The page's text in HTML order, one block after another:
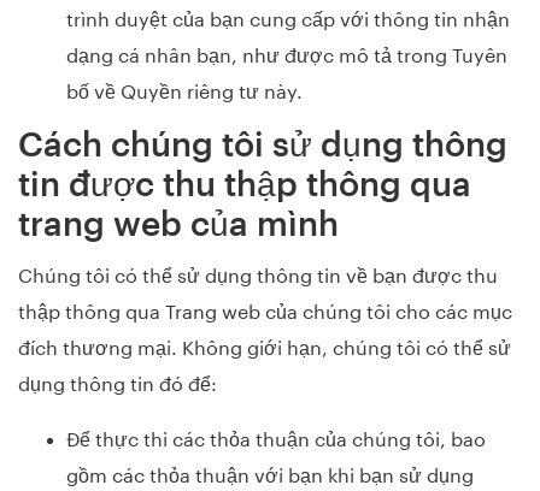
trình duyệt của bạn cung cấp với thông tin nhận
dạng cá nhân bạn, như được mô tả trong Tuyên
bố về Quyền riêng tư này.
Cách chúng tôi sử dụng thông
tin được thu thập thông qua
trang web của mình
Chúng tôi có thể sử dụng thông tin về bạn được thu
thập thông qua Trang web của chúng tôi cho các mục
đích thương mại. Không giới hạn, chúng tôi có thể sử
dụng thông tin đó để:
Để thực thi các thỏa thuận của chúng tôi, bao
gồm các thỏa thuận với bạn khi bạn sử dụng